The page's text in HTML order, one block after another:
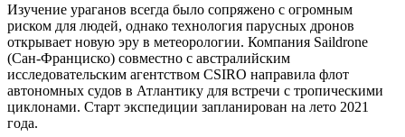
Изучение ураганов всегда было сопряжено с огромным
риском для людей, однако технология парусных дронов
открывает новую эру в метеорологии. Компания Saildrone
(Сан-Франциско) совместно с австралийским
исследовательским агентством CSIRO направила флот
автономных судов в Атлантику для встречи с тропическими
циклонами. Старт экспедиции запланирован на лето 2021
года.